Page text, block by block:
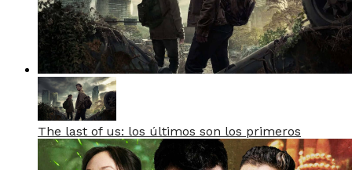
The last of us: los últimos son los primeros